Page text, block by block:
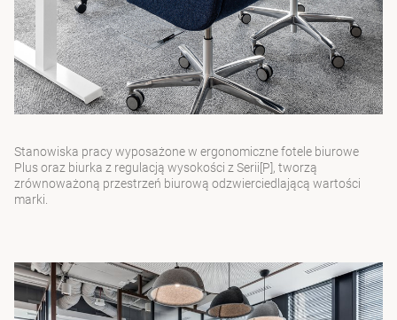
Stanowiska pracy wyposażone w ergonomiczne fotele biurowe
Plusoraz biurka z regulacją wysokości z Serii[P], tworzą
zrównoważoną przestrzeń biurową odzwierciedlającą wartości
marki.